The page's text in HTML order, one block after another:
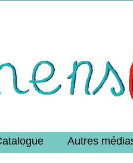
Autres